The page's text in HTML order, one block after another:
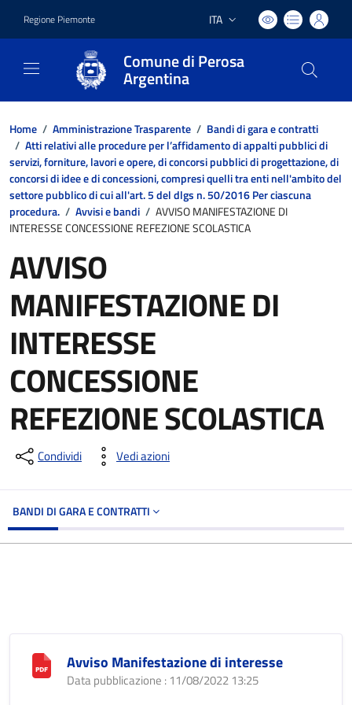
Regione Piemonte Lingua attiva:
ITA
Comune di Perosa
Argentina
Home / Amministrazione Trasparente / Bandi di gara e contratti
/ Atti relativi alle procedure per l’affidamento di appalti pubblici di
servizi, forniture, lavori e opere, di concorsi pubblici di progettazione, di
concorsi di idee e di concessioni, compresi quelli tra enti nell'ambito del
settore pubblico di cui all'art. 5 del dlgs n. 50/2016 Per ciascuna
procedura. / Avvisi e bandi / AVVISO MANIFESTAZIONE DI
INTERESSE CONCESSIONE REFEZIONE SCOLASTICA
AVVISO
MANIFESTAZIONE DI
INTERESSE
CONCESSIONE
REFEZIONE SCOLASTICA
Condividi Vedi azioni
BANDI DI GARA E CONTRATTI
Avviso Manifestazione di interesse
Data pubblicazione : 11/08/2022 13:25